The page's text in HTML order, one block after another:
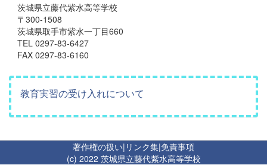
茨城県立藤代紫水高等学校
〒300-1508
茨城県取手市紫水一丁目660
TEL 0297-83-6427
FAX 0297-83-6160
教育実習の受け入れについて
著作権の扱い| リンク集|免責事項
(c) 2022 茨城県立藤代紫水高等学校